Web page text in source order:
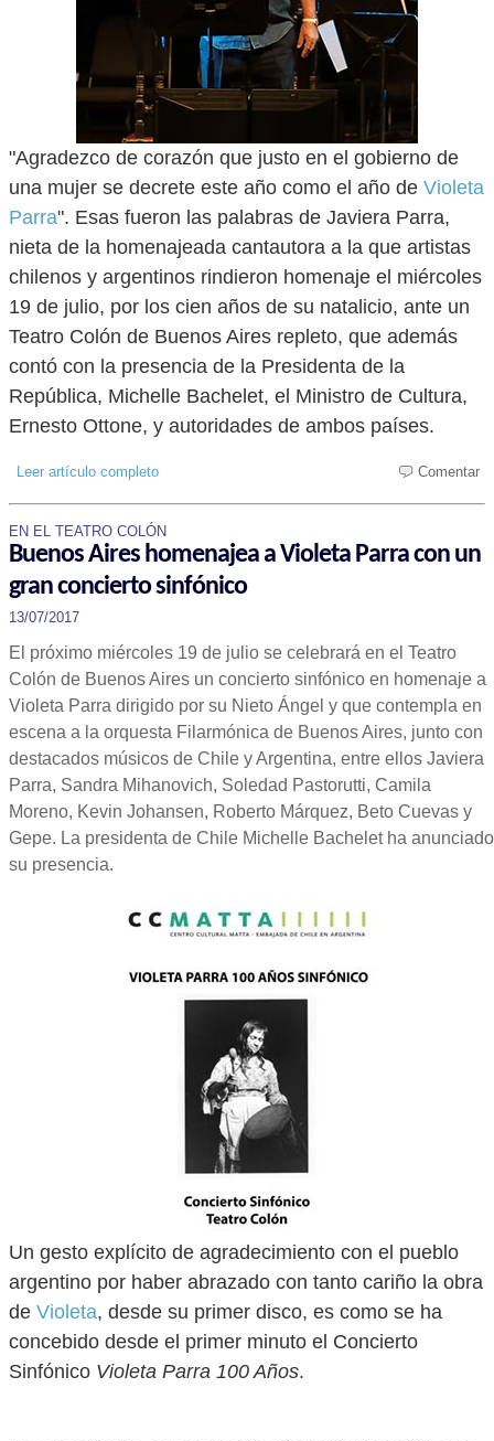
"Agradezco de corazón que justo en el gobierno de
una mujer se decrete este año como el año de Violeta
Parra". Esas fueron las palabras de Javiera Parra,
nieta de la homenajeada cantautora a la que artistas
chilenos y argentinos rindieron homenaje el miércoles
19 de julio, por los cien años de su natalicio, ante un
Teatro Colón de Buenos Aires repleto, que además
contó con la presencia de la Presidenta de la
República, Michelle Bachelet, el Ministro de Cultura,
Ernesto Ottone, y autoridades de ambos países.
Leer artículo completo Comentar
EN EL TEATRO COLÓN
Buenos Aires homenajea a Violeta Parra con un
gran concierto sinfónico
13/07/2017
El próximo miércoles 19 de julio se celebrará en el Teatro
Colón de Buenos Aires un concierto sinfónico en homenaje a
Violeta Parra dirigido por su Nieto Ángel y que contempla en
escena a la orquesta Filarmónica de Buenos Aires, junto con
destacados músicos de Chile y Argentina, entre ellos Javiera
Parra, Sandra Mihanovich, Soledad Pastorutti, Camila
Moreno, Kevin Johansen, Roberto Márquez, Beto Cuevas y
Gepe. La presidenta de Chile Michelle Bachelet ha anunciado
su presencia.
Un gesto explícito de agradecimiento con el pueblo
argentino por haber abrazado con tanto cariño la obra
de Violeta, desde su primer disco, es como se ha
concebido desde el primer minuto el Concierto
Sinfónico Violeta Parra 100 Años.